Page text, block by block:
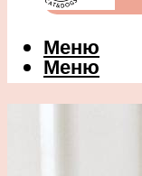
Меню
Меню